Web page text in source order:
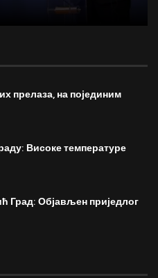
прелаза, на појединим
Високе температуре
Град: Објављен приједлог